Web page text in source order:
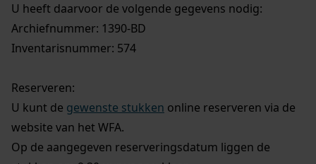
U heeft daarvoor de volgende gegevens nodig:
Archiefnummer: 1390-BD
Inventarisnummer: 574
Reserveren:
U kunt de gewenste stukken online reserveren via de
website van het WFA.
Op de aangegeven reserveringsdatum liggen de